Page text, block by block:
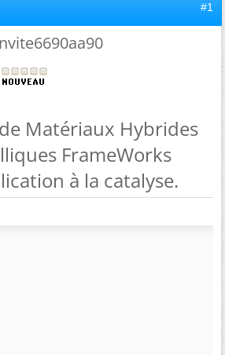
#1
Matériaux Hybrides
FrameWorks
à la catalyse.